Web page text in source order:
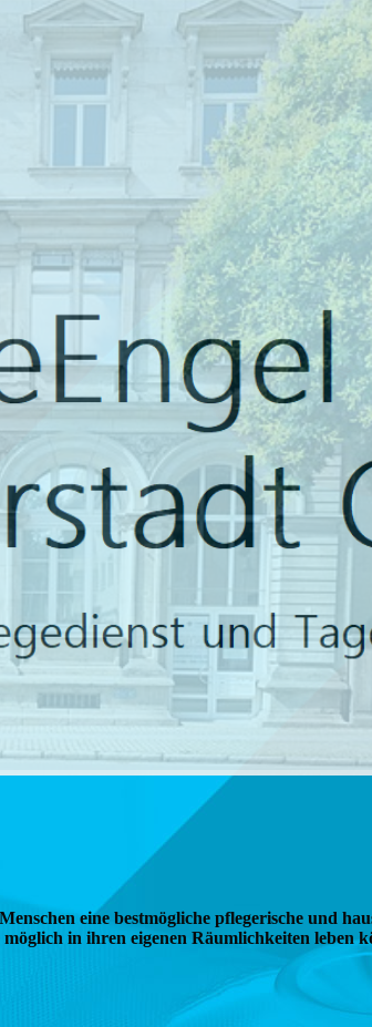
eine bestmögliche pflegerische und
in ihren eigenen Räumlichkeiten leben